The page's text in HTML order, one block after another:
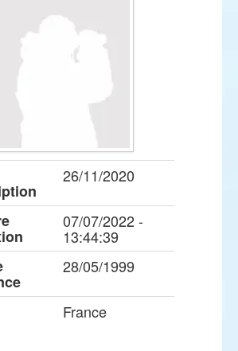
26/11/2020
07/07/2022 -
13:44:39
28/05/1999
France